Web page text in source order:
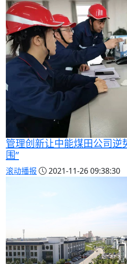
管理创新让中能煤田公司逆
围”
滚动播报 2021-11-26 09:38:30